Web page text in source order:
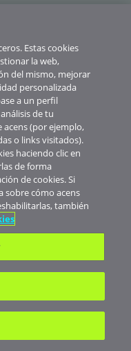
información útil sobre
de Privacidad
Estas cookies
la web,
del mismo, mejorar
personalizada
a un perfil
de tu
(por ejemplo,
o links visitados).
haciendo clic en
de forma
de cookies. Si
sobre cómo acens
también